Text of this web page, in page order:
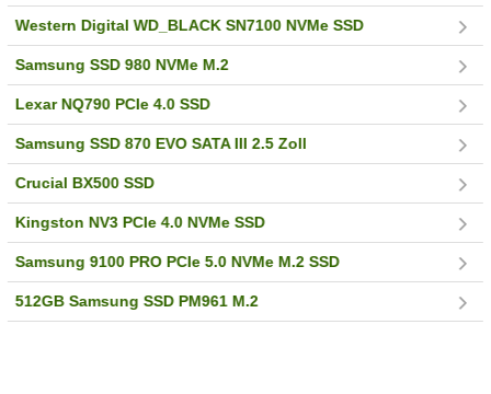
Western Digital WD_BLACK SN7100 NVMe SSD
Samsung SSD 980 NVMe M.2
Lexar NQ790 PCIe 4.0 SSD
Samsung SSD 870 EVO SATA III 2.5 Zoll
Crucial BX500 SSD
Kingston NV3 PCIe 4.0 NVMe SSD
Samsung 9100 PRO PCIe 5.0 NVMe M.2 SSD
512GB Samsung SSD PM961 M.2